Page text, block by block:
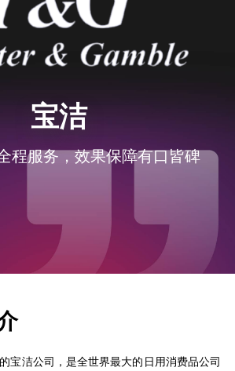
宝洁
程服务，效果保障有口皆碑
宝洁公司，是全世界最大的日用消费品公司